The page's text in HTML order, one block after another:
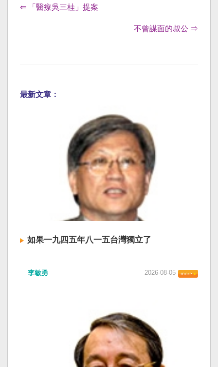
⇐ 「醫療吳三桂」提案
不曾謀面的叔公 ⇒
最新文章：
如果一九四五年八一五台灣獨立了
李敏勇 2026-08-05